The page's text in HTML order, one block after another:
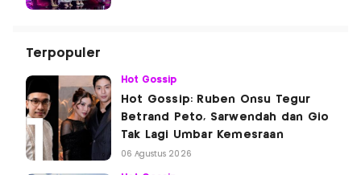
Terpopuler
Hot Gossip
Hot Gossip: Ruben Onsu Tegur
Betrand Peto, Sarwendah dan Gio
Tak Lagi Umbar Kemesraan
06 Agustus 2026